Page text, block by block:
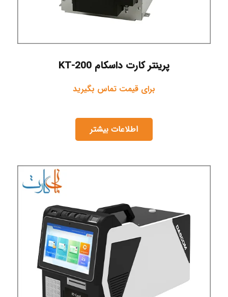
پرینتر کارت داسکام KT-200
برای قیمت تماس بگیرید
اطلاعات بیشتر